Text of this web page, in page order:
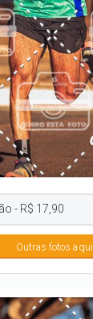
Outras fotos aqui